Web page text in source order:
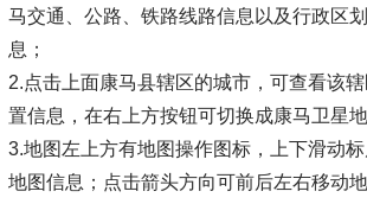
马交通、公路、铁路线路信息以及行政区
息；
2.点击上面康马县辖区的城市，可查看该
置信息，在右上方按钮可切换成康马卫星地
3.地图左上方有地图操作图标，上下滑动
地图信息；点击箭头方向可前后左右移动地